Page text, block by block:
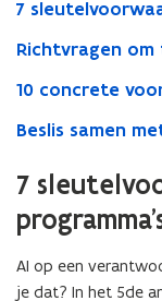
7
Richtvragen om
10 concrete
Beslis samen
7
AI op een
je dat? In het 5de